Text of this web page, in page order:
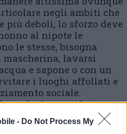
- Do Not Process My
negli ambiti che
più deboli, lo sforzo deve
al nipote le
le stesse, bisogna
mascherina, lavarsi
e sapone o con un
i luoghi affollati e
sociale.
dei sacrifici, ma
questo momento».